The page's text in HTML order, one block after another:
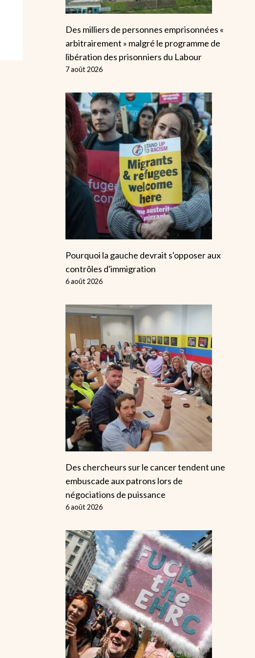
Des milliers de personnes emprisonnées «
arbitrairement » malgré le programme de
libération des prisonniers du Labour
7 août 2026
Pourquoi la gauche devrait s'opposer aux
contrôles d'immigration
6 août 2026
Des chercheurs sur le cancer tendent une
embuscade aux patrons lors de
négociations de puissance
6 août 2026